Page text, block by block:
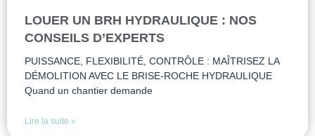
LOUER UN BRH HYDRAULIQUE : NOS
CONSEILS D’EXPERTS
PUISSANCE, FLEXIBILITÉ, CONTRÔLE : MAÎTRISEZ LA
DÉMOLITION AVEC LE BRISE-ROCHE HYDRAULIQUE
Quand un chantier demande
Lire la suite »